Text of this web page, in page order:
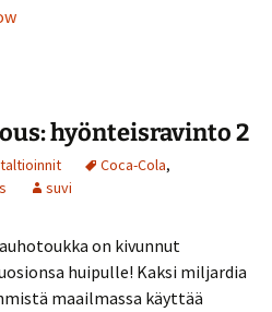
hyönteisravinto 2
Coca-Cola,
suvi
on kivunnut
huipulle! Kaksi miljardia
maailmassa käyttää